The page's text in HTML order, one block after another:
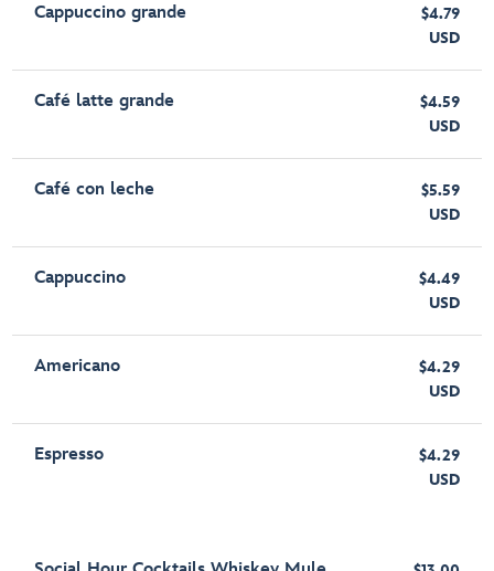
Cappuccino grande
$4.79
USD
Café latte grande
$4.59
USD
Café con leche
$5.59
USD
Cappuccino
$4.49
USD
Americano
$4.29
USD
Espresso
$4.29
USD